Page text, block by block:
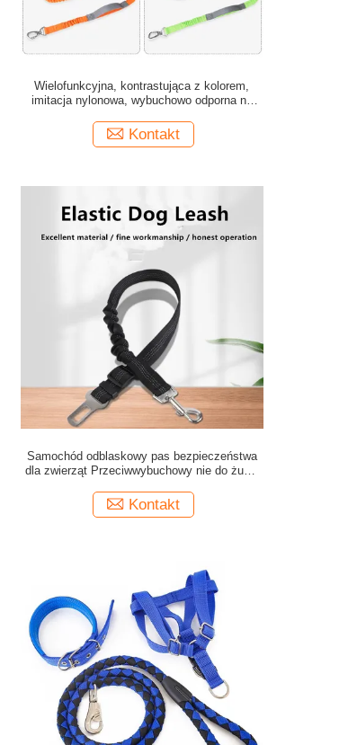
Wielofunkcyjna, kontrastująca z kolorem,
imitacja nylonowa, wybuchowo odporna na
Kontakt
Samochód odblaskowy pas bezpieczeństwa
dla zwierząt Przeciwwybuchowy nie do żucia
Kontakt